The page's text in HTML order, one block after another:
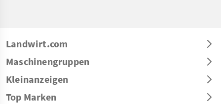
Landwirt.com
Maschinengruppen
Kleinanzeigen
Top Marken